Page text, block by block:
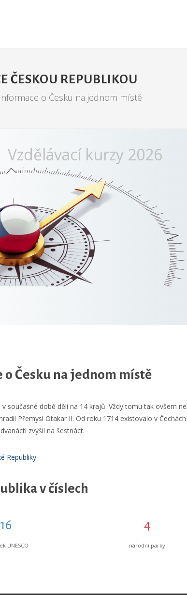
ČESKOU REPUBLIKOU
o Česku na jednom místě
Vzdělávací kurzy 2026
o Česku na jednom místě
v současné době dělí na 14 krajů. Vždy tomu tak ovšem
Přemysl Otakar II. Od roku 1714 existovalo v
zvýšil na šestnáct.
Republiky
v číslech
16
UNESCO
4
národní parky